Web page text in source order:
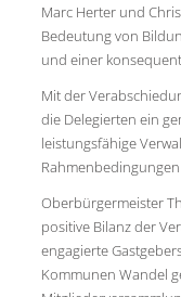
Marc Herter und
Bedeutung von
und einer
Mit der
die Delegierten ein
leistungsfähige
Oberbürgermeister
positive Bilanz der
engagierte
Kommunen Wandel